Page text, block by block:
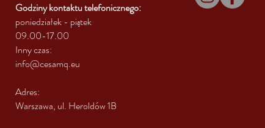
Godziny kontaktutelefonicznego:
poniedziałek - piątek
09.00-17.00
Inny czas:
info@cesamq.eu
Adres:
Warszawa, ul. Heroldów 1B